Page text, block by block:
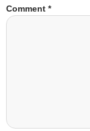
Comment *